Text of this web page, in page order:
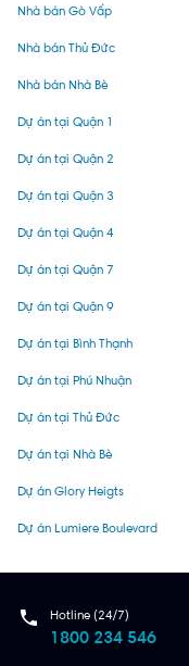
Nhà bán Gò Vấp
Nhà bán Thủ Đức
Nhà bán Nhà Bè
Dự án tại Quận 1
Dự án tại Quận 2
Dự án tại Quận 3
Dự án tại Quận 4
Dự án tại Quận 7
Dự án tại Quận 9
Dự án tại Bình Thạnh
Dự án tại Phú Nhuận
Dự án tại Thủ Đức
Dự án tại Nhà Bè
Dự án Glory Heigts
Dự án Lumiere Boulevard
Hotline (24/7)
1800 234 546